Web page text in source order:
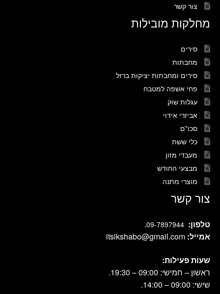
צור קשר
מחלקות מובילות
סירים
מחבתות
סירים ומחבתות יציקות ברזל
פחי אשפה למטבח
עגלות שוק
אביזרי אידוי
סכו"ם
כלי ששת
מעבדי מזון
מבצעי החודש
מוצרי מתנה
צור קשר
טלפון: 09-7897944
.
אמייל: itsikshabo@gmail.com
שעות פעילות:
ראשון – חמישי: 09:00 – 19:30.
שישי: 09:00 – 14:00.